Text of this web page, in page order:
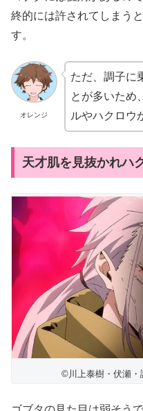
終的には許されてしまう
す。
オレンジ
ただ、調子に
とが多いため
ルやハクロウ
天才肌を見抜かれハ
©川上泰樹・伏瀬・